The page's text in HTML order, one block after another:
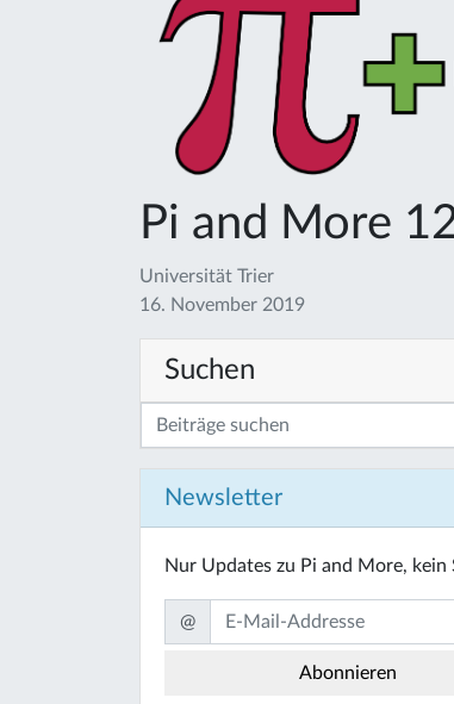
Pi and More
Universität Trier
16. November 2019
Suchen
Newsletter
Nur Updates zu Pi and More, kein
@